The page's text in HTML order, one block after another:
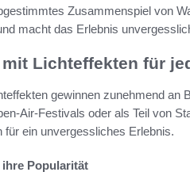
Zusammenspiel von
macht das Erlebnis
Lichteffekten für
gewinnen zunehmend an
Air-Festivals oder als Teil von
für ein unvergessliches Erlebnis.
Popularität